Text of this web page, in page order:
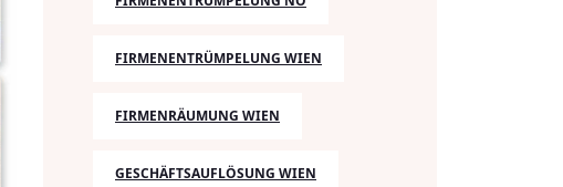
FIRMENENTRÜMPELUNG WIEN
FIRMENRÄUMUNG WIEN
GESCHÄFTSAUFLÖSUNG WIEN